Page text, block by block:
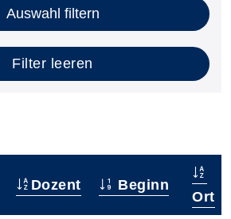
Auswahl filtern
Filter leeren
Dozent Beginn
Ort